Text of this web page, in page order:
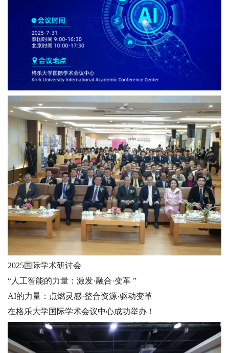
2025国际学术研讨会
“人工智能的力量：激发·融合·变革 ”
AI的力量：点燃灵感·整合资源·驱动变革
在格乐大学国际学术会议中心成功举办！